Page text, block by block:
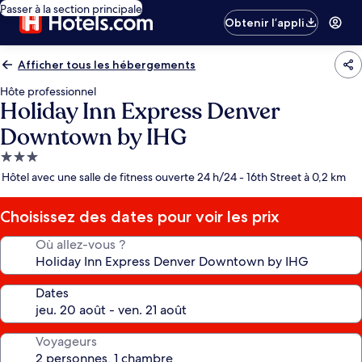
Passer à la section principale
Obtenir l’appli
Afficher tous les hébergements
Hôte professionnel
Holiday Inn Express Denver
Downtown by IHG
Hébergement
3.0 étoiles
Hôtel avec une salle de fitness ouverte 24 h/24 - 16th Street à 0,2 km
Choisissez des dates pour voir les prix
Où allez-vous ?
Dates
Voyageurs